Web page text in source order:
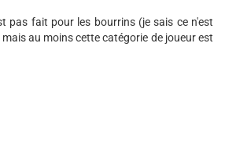
pas fait pour les bourrins (je sais ce n'est
au moins cette catégorie de joueur est